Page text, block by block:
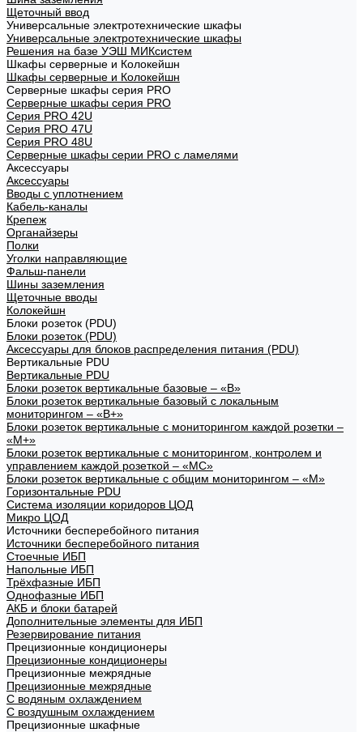
Щеточный ввод
Универсальные электротехнические шкафы
Универсальные электротехнические шкафы
Решения на базе УЭШ МИКсистем
Шкафы серверные и Колокейшн
Шкафы серверные и Колокейшн
Серверные шкафы серия PRO
Серверные шкафы серия PRO
Серия PRO 42U
Серия PRO 47U
Серия PRO 48U
Серверные шкафы серии PRO с ламелями
Аксессуары
Аксессуары
Вводы с уплотнением
Кабель-каналы
Крепеж
Органайзеры
Полки
Уголки направляющие
Фальш-панели
Шины заземления
Щеточные вводы
Колокейшн
Блоки розеток (PDU)
Блоки розеток (PDU)
Аксессуары для блоков распределения питания (PDU)
Вертикальные PDU
Вертикальные PDU
Блоки розеток вертикальные базовые – «В»
Блоки розеток вертикальные базовый с локальным
мониторингом – «В+»
Блоки розеток вертикальные с мониторингом каждой розетки –
«М+»
Блоки розеток вертикальные с мониторингом, контролем и
управлением каждой розеткой – «МС»
Блоки розеток вертикальные с общим мониторингом – «М»
Горизонтальные PDU
Система изоляции коридоров ЦОД
Микро ЦОД
Источники бесперебойного питания
Источники бесперебойного питания
Стоечные ИБП
Напольные ИБП
Трёхфазные ИБП
Однофазные ИБП
АКБ и блоки батарей
Дополнительные элементы для ИБП
Резервирование питания
Прецизионные кондиционеры
Прецизионные кондиционеры
Прецизионные межрядные
Прецизионные межрядные
С водяным охлаждением
С воздушным охлаждением
Прецизионные шкафные